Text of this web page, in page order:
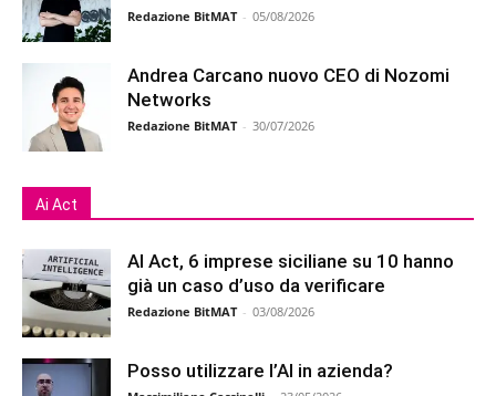
Redazione BitMAT - 05/08/2026
Andrea Carcano nuovo CEO di Nozomi
Networks
Redazione BitMAT - 30/07/2026
Ai Act
AI Act, 6 imprese siciliane su 10 hanno
già un caso d’uso da verificare
Redazione BitMAT - 03/08/2026
Posso utilizzare l’AI in azienda?